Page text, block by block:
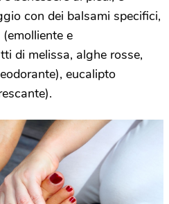
con dei balsami specifici,
(emolliente e
di melissa, alghe rosse,
eucalipto